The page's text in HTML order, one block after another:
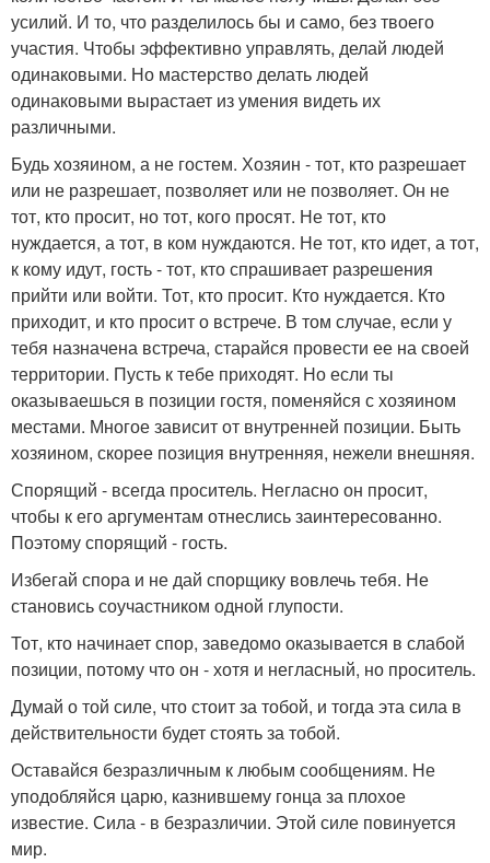
усилий. И то, что разделилось бы и само, без твоего
участия. Чтобы эффективно управлять, делай людей
одинаковыми. Но мастерство делать людей
одинаковыми вырастает из умения видеть их
различными.
Будь хозяином, а не гостем. Хозяин - тот, кто разрешает
или не разрешает, позволяет или не позволяет. Он не
тот, кто просит, но тот, кого просят. Не тот, кто
нуждается, а тот, в ком нуждаются. Не тот, кто идет, а тот,
к кому идут, гость - тот, кто спрашивает разрешения
прийти или войти. Тот, кто просит. Кто нуждается. Кто
приходит, и кто просит о встрече. В том случае, если у
тебя назначена встреча, старайся провести ее на своей
территории. Пусть к тебе приходят. Но если ты
оказываешься в позиции гостя, поменяйся с хозяином
местами. Многое зависит от внутренней позиции. Быть
хозяином, скорее позиция внутренняя, нежели внешняя.
Спорящий - всегда проситель. Негласно он просит,
чтобы к его аргументам отнеслись заинтересованно.
Поэтому спорящий - гость.
Избегай спора и не дай спорщику вовлечь тебя. Не
становись соучастником одной глупости.
Тот, кто начинает спор, заведомо оказывается в слабой
позиции, потому что он - хотя и негласный, но проситель.
Думай о той силе, что стоит за тобой, и тогда эта сила в
действительности будет стоять за тобой.
Оставайся безразличным к любым сообщениям. Не
уподобляйся царю, казнившему гонца за плохое
известие. Сила - в безразличии. Этой силе повинуется
мир.